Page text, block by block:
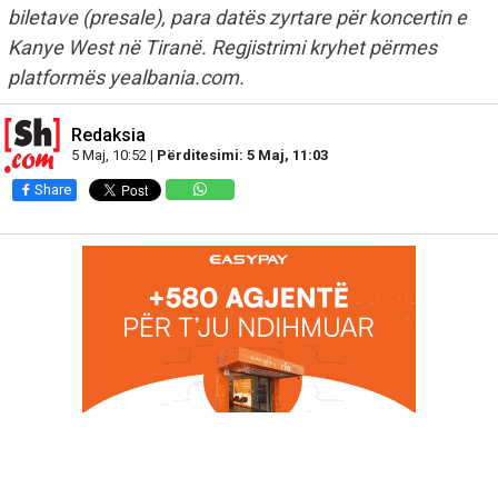
biletave (presale), para datës zyrtare për koncertin e
Kanye West në Tiranë. Regjistrimi kryhet përmes
platformës yealbania.com.
Redaksia
5 Maj, 10:52 | Përditesimi: 5 Maj, 11:03
Share